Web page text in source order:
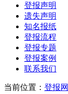
登报声明
遗失声明
知名报纸
登报流程
登报专题
登报案例
联系我们
当前位置： 登报